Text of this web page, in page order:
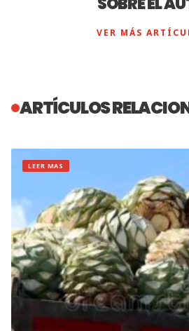
VER MÁS
ARTÍCULOS
LEER MAS